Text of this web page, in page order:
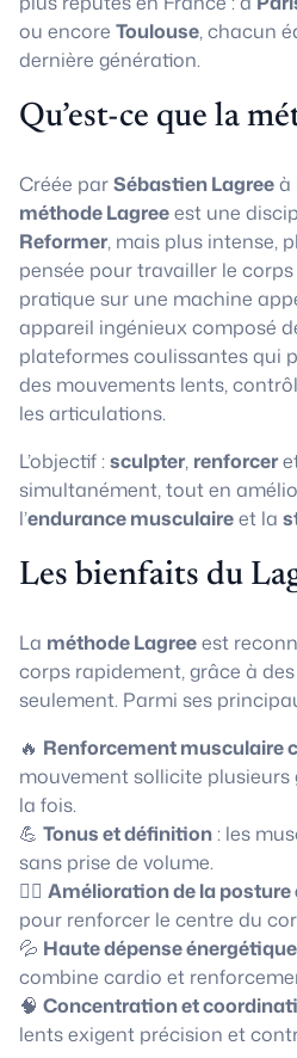
ou encore Toulouse, chacun
dernière génération.
Qu’est-ce que la
Créée parSébastien Lagreeà
méthode Lagreeest une
Reformer, mais plus intense,
pensée pour travailler le
pratique sur une machine
appareil ingénieux composé
plateformes coulissantes qui
des mouvements lents,
les articulations.
L’objectif :sculpter, renforcer
simultanément, tout en
l’endurance musculaireet la
Les bienfaits du
La méthode Lagreeest
corps rapidement, grâce à
seulement. Parmi ses
🔥 Renforcement musculaire
mouvement sollicite
la fois.
💪 Tonus et définition: les
sans prise de volume.
🧘‍♀️ Amélioration de la posture
pour renforcer le centre du
💦 Haute dépense énergétique
combine cardio et
🧠 Concentration et
lents exigent précision et